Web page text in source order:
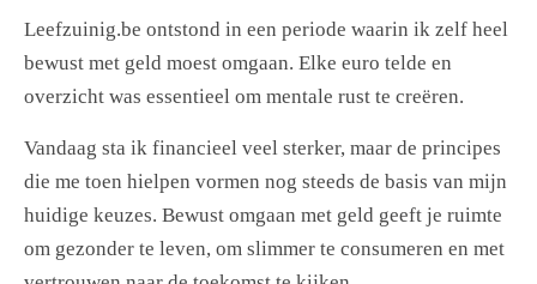
Leefzuinig.be ontstond in een periode waarin ik zelf heel
bewust met geld moest omgaan. Elke euro telde en
overzicht was essentieel om mentale rust te creëren.
Vandaag sta ik financieel veel sterker, maar de principes
die me toen hielpen vormen nog steeds de basis van mijn
huidige keuzes. Bewust omgaan met geld geeft je ruimte
om gezonder te leven, om slimmer te consumeren en met